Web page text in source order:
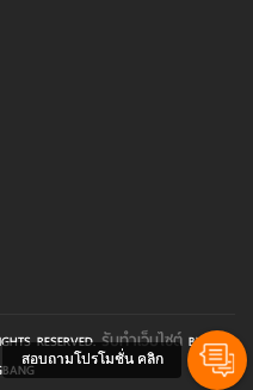
RESERVED.รับทำเว็บไซต์BY
สอบถามโปรโมชั่น คลิก